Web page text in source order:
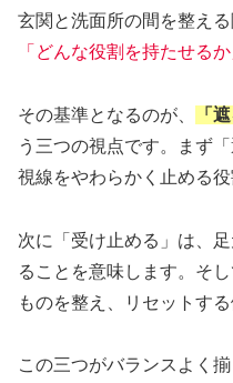
玄関と洗面所の間を整え
「どんな役割を持たせるか
その基準となるのが、 「
う三つの視点です。まず
視線をやわらかく止める役
次に「受け止める」は、
ることを意味します。そ
ものを整え、リセットする
この三つがバランスよく